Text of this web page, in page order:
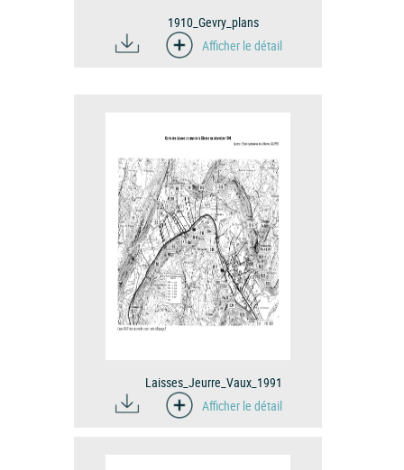
1910_Gevry_plans
Afficher le détail
Laisses_Jeurre_Vaux_1991
Afficher le détail